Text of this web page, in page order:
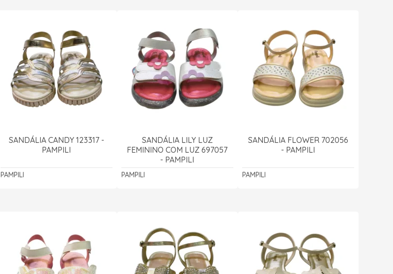
SANDÁLIA CANDY 123317 -
PAMPILI
PAMPILI
SANDÁLIA LILY LUZ
FEMININO COM LUZ 697057
- PAMPILI
PAMPILI
SANDÁLIA FLOWER 702056
- PAMPILI
PAMPILI